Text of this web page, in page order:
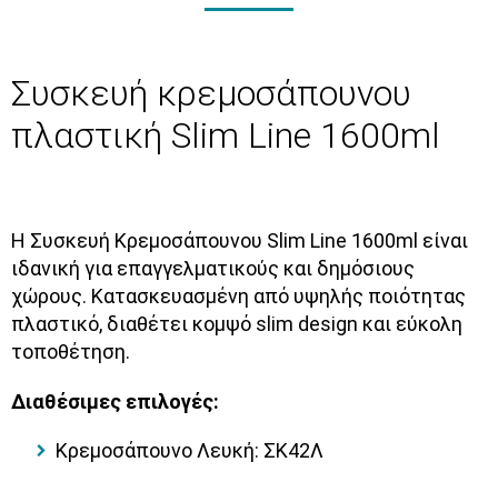
Συσκευή κρεμοσάπουνου
πλαστική Slim Line 1600ml
Η Συσκευή Κρεμοσάπουνου Slim Line 1600ml είναι
ιδανική για επαγγελματικούς και δημόσιους
χώρους. Κατασκευασμένη από υψηλής ποιότητας
πλαστικό, διαθέτει κομψό slim design και εύκολη
τοποθέτηση.
Διαθέσιμες επιλογές:
Κρεμοσάπουνο Λευκή: ΣΚ42Λ